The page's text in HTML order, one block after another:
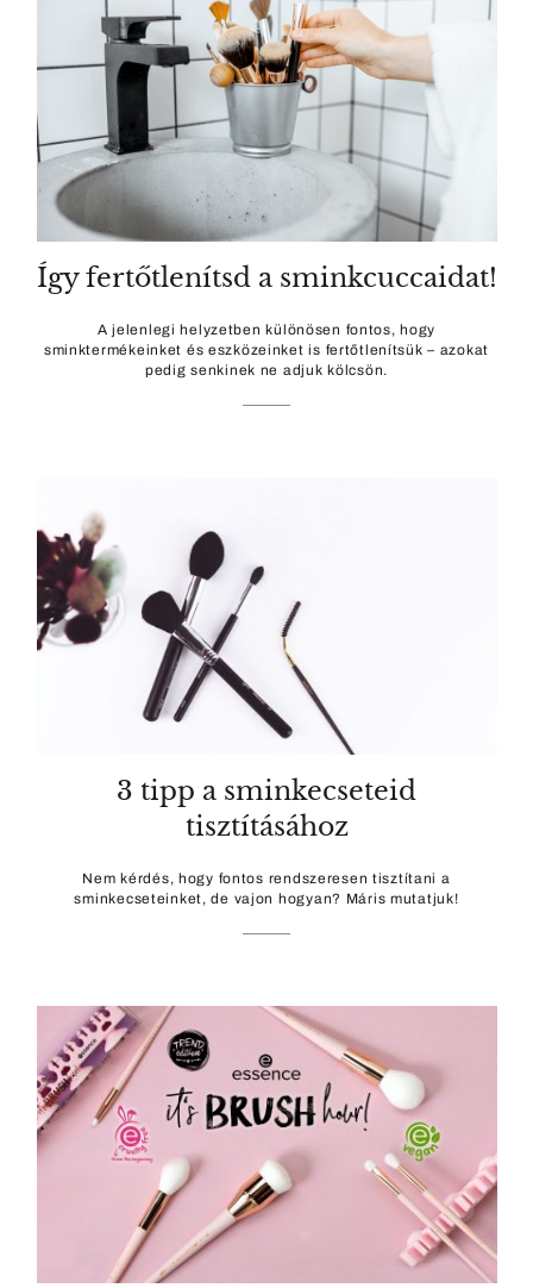
Így fertőtlenítsd a sminkcuccaidat!
A jelenlegi helyzetben különösen fontos, hogy
sminktermékeinket és eszközeinket is fertőtlenítsük – azokat
pedig senkinek ne adjuk kölcsön.
3 tipp a sminkecseteid
tisztításához
Nem kérdés, hogy fontos rendszeresen tisztítani a
sminkecseteinket, de vajon hogyan? Máris mutatjuk!